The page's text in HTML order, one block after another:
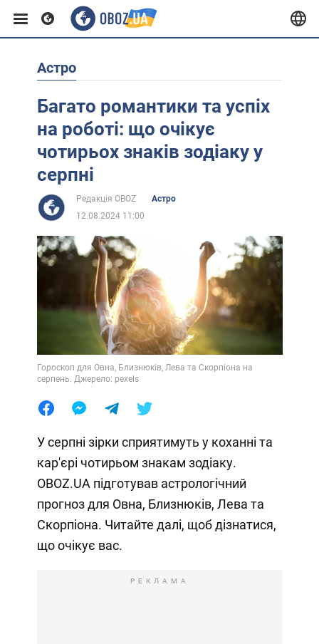
Європа
США
Африка
Життя
Лайфхаки
Астро
Багато романтики та успіх
на роботі: що очікує
чотирьох знаків зодіаку у
серпні
Редакція OBOZ
Астро
12.08.2024 11:00
Гороскоп для Овна, Близнюків, Лева та Скорпіона на
серпень. Джерело: pexels
У серпні зірки сприятимуть у коханні та
кар'єрі чотирьом знакам зодіаку.
OBOZ.UA підготував астрологічний
прогноз для Овна, Близнюків, Лева та
Скорпіона. Читайте далі, щоб дізнатися,
що очікує вас.
РЕКЛАМА